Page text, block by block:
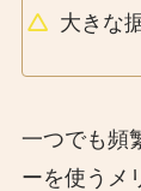
大きな
一つでも頻
ーを使うメ